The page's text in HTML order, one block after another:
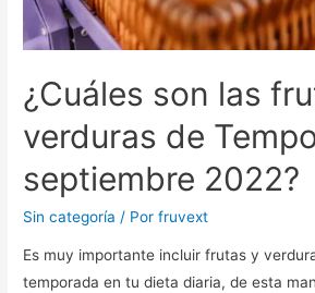
¿Cuáles son las
verduras de
septiembre 2022?
Sin categoría / Porfruvext
Es muy importante incluir frutas y
temporada en tu dieta diaria, de esta